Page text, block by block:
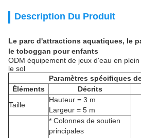
Description Du Produit
Le parc d'attractions aquatiques, le
le toboggan pour enfants
ODM équipement de jeux d'eau en
le sol
Paramètres spécifiques
Éléments
Décrits
Taille
Hauteur = 3 m
Largeur = 5 m
* Colonnes de soutien
principales